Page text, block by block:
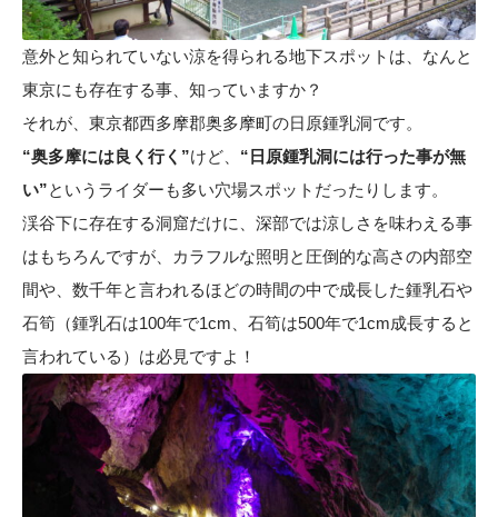
意外と知られていない涼を得られる地下スポットは、なんと
東京にも存在する事、知っていますか？
それが、東京都西多摩郡奥多摩町の日原鍾乳洞です。
“奥多摩には良く行く”けど、 “日原鍾乳洞には行った事が無
い”というライダーも多い穴場スポットだったりします。
渓谷下に存在する洞窟だけに、深部では涼しさを味わえる事
はもちろんですが、カラフルな照明と圧倒的な高さの内部空
間や、数千年と言われるほどの時間の中で成長した鍾乳石や
石筍（鍾乳石は100年で1cm、石筍は500年で1cm成長すると
言われている）は必見ですよ！